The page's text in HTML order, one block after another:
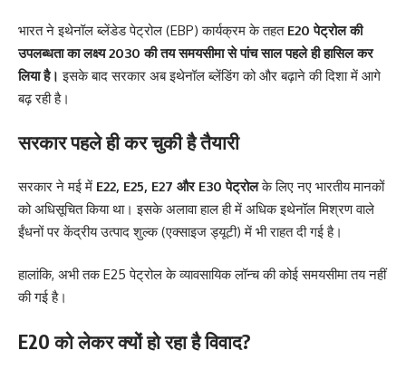
भारत ने इथेनॉल ब्लेंडेड पेट्रोल (EBP) कार्यक्रम के तहत E20 पेट्रोल की
उपलब्धता का लक्ष्य 2030 की तय समयसीमा से पांच साल पहले ही हासिल कर
लिया है। इसके बाद सरकार अब इथेनॉल ब्लेंडिंग को और बढ़ाने की दिशा में आगे
बढ़ रही है।
सरकार पहले ही कर चुकी है तैयारी
सरकार ने मई में E22, E25, E27 और E30 पेट्रोलके लिए नए भारतीय मानकों
को अधिसूचित किया था। इसके अलावा हाल ही में अधिक इथेनॉल मिश्रण वाले
ईंधनों पर केंद्रीय उत्पाद शुल्क (एक्साइज ड्यूटी) में भी राहत दी गई है।
हालांकि, अभी तक E25 पेट्रोल के व्यावसायिक लॉन्च की कोई समयसीमा तय नहीं
की गई है।
E20 को लेकर क्यों हो रहा है विवाद?